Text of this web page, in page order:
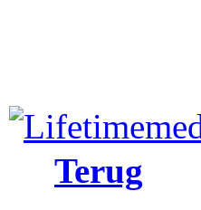
Terug